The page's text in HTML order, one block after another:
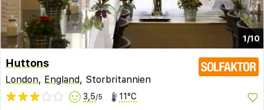
1/10
Huttons
London, England, Storbritannien
3,5/5 11°C